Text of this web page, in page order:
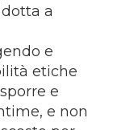
a
e
etiche
e
e non